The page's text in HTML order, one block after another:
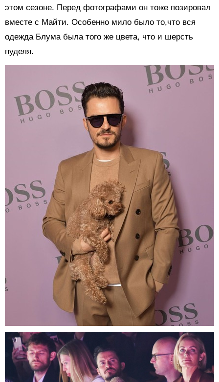
этом сезоне. Перед фотографами он тоже позировал
вместе с Майти. Особенно мило было то,что вся
одежда Блума была того же цвета, что и шерсть
пуделя.